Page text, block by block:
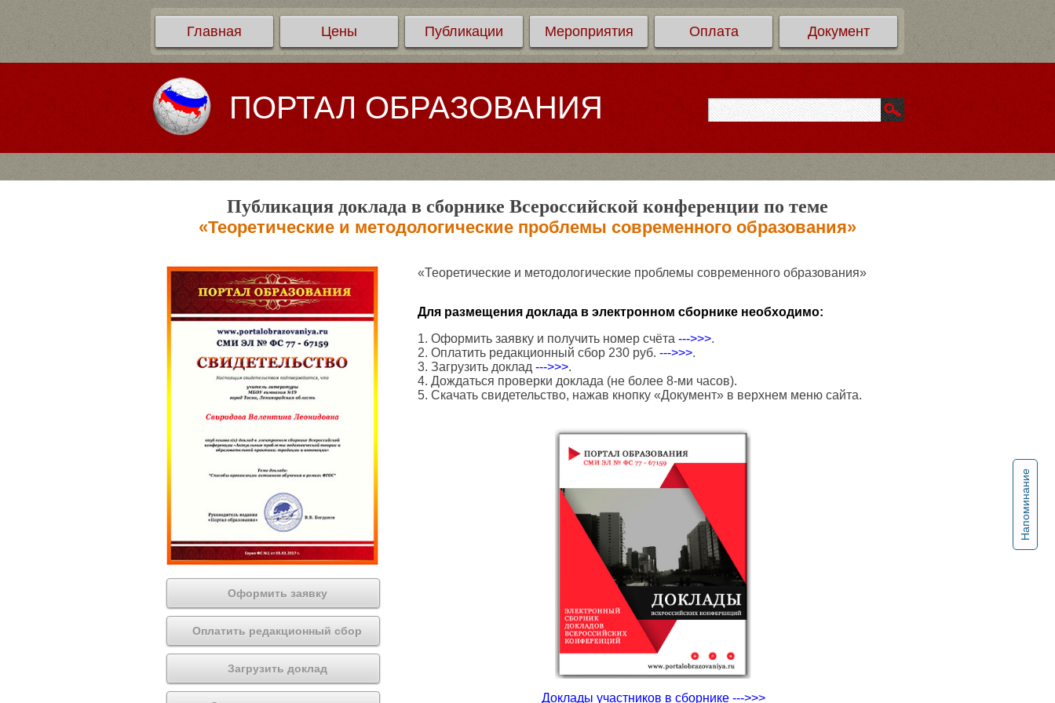
Главная Цены Публикации Мероприятия Оплата Документ
ПОРТАЛ ОБРАЗОВАНИЯ
Напоминание
Публикация доклада в сборнике Всероссийской конференции по теме
«Теоретические и методологические проблемы современного образования»
Оформить заявку
Оплатить редакционный сбор
Загрузить доклад
«Теоретические и методологические проблемы современного образования»
Для размещения доклада в электронном сборнике необходимо:
1. Оформить заявку и получить номер счёта --->>>.
2. Оплатить редакционный сбор 230 руб. --->>>.
3. Загрузить доклад --->>>.
4. Дождаться проверки доклада (не более 8-ми часов).
5. Скачать свидетельство, нажав кнопку «Документ» в верхнем меню сайта.
Доклады участников в сборнике --->>>